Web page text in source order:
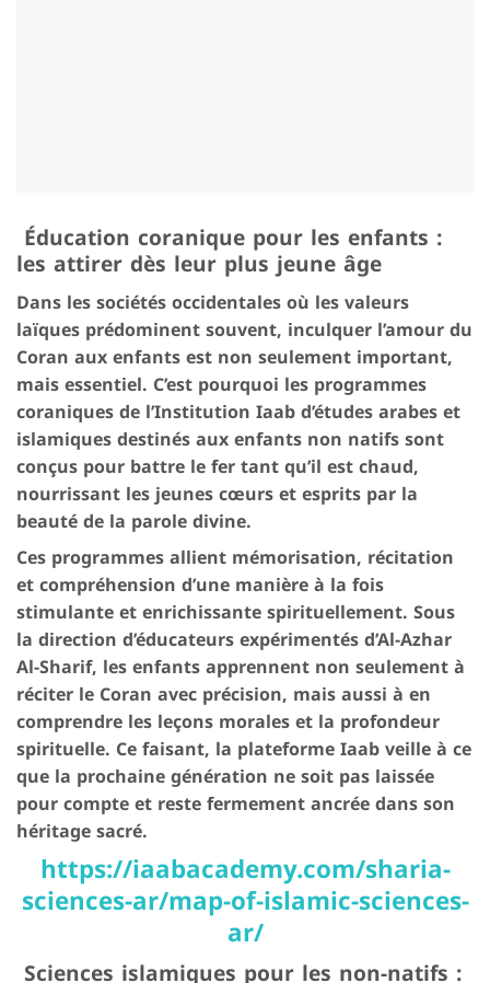
Éducation coranique pour les enfants :
les attirer dès leur plus jeune âge
Dans les sociétés occidentales où les valeurs
laïques prédominent souvent, inculquer l’amour du
Coran aux enfants est non seulement important,
mais essentiel. C’est pourquoi les programmes
coraniques de l’Institution Iaab d’études arabes et
islamiques destinés aux enfants non natifs sont
conçus pour battre le fer tant qu’il est chaud,
nourrissant les jeunes cœurs et esprits par la
beauté de la parole divine.
Ces programmes allient mémorisation, récitation
et compréhension d’une manière à la fois
stimulante et enrichissante spirituellement. Sous
la direction d’éducateurs expérimentés d’Al-Azhar
Al-Sharif, les enfants apprennent non seulement à
réciter le Coran avec précision, mais aussi à en
comprendre les leçons morales et la profondeur
spirituelle. Ce faisant, la plateforme Iaab veille à ce
que la prochaine génération ne soit pas laissée
pour compte et reste fermement ancrée dans son
héritage sacré.
https://iaabacademy.com/sharia-
sciences-ar/map-of-islamic-sciences-
ar/
Sciences islamiques pour les non-natifs :